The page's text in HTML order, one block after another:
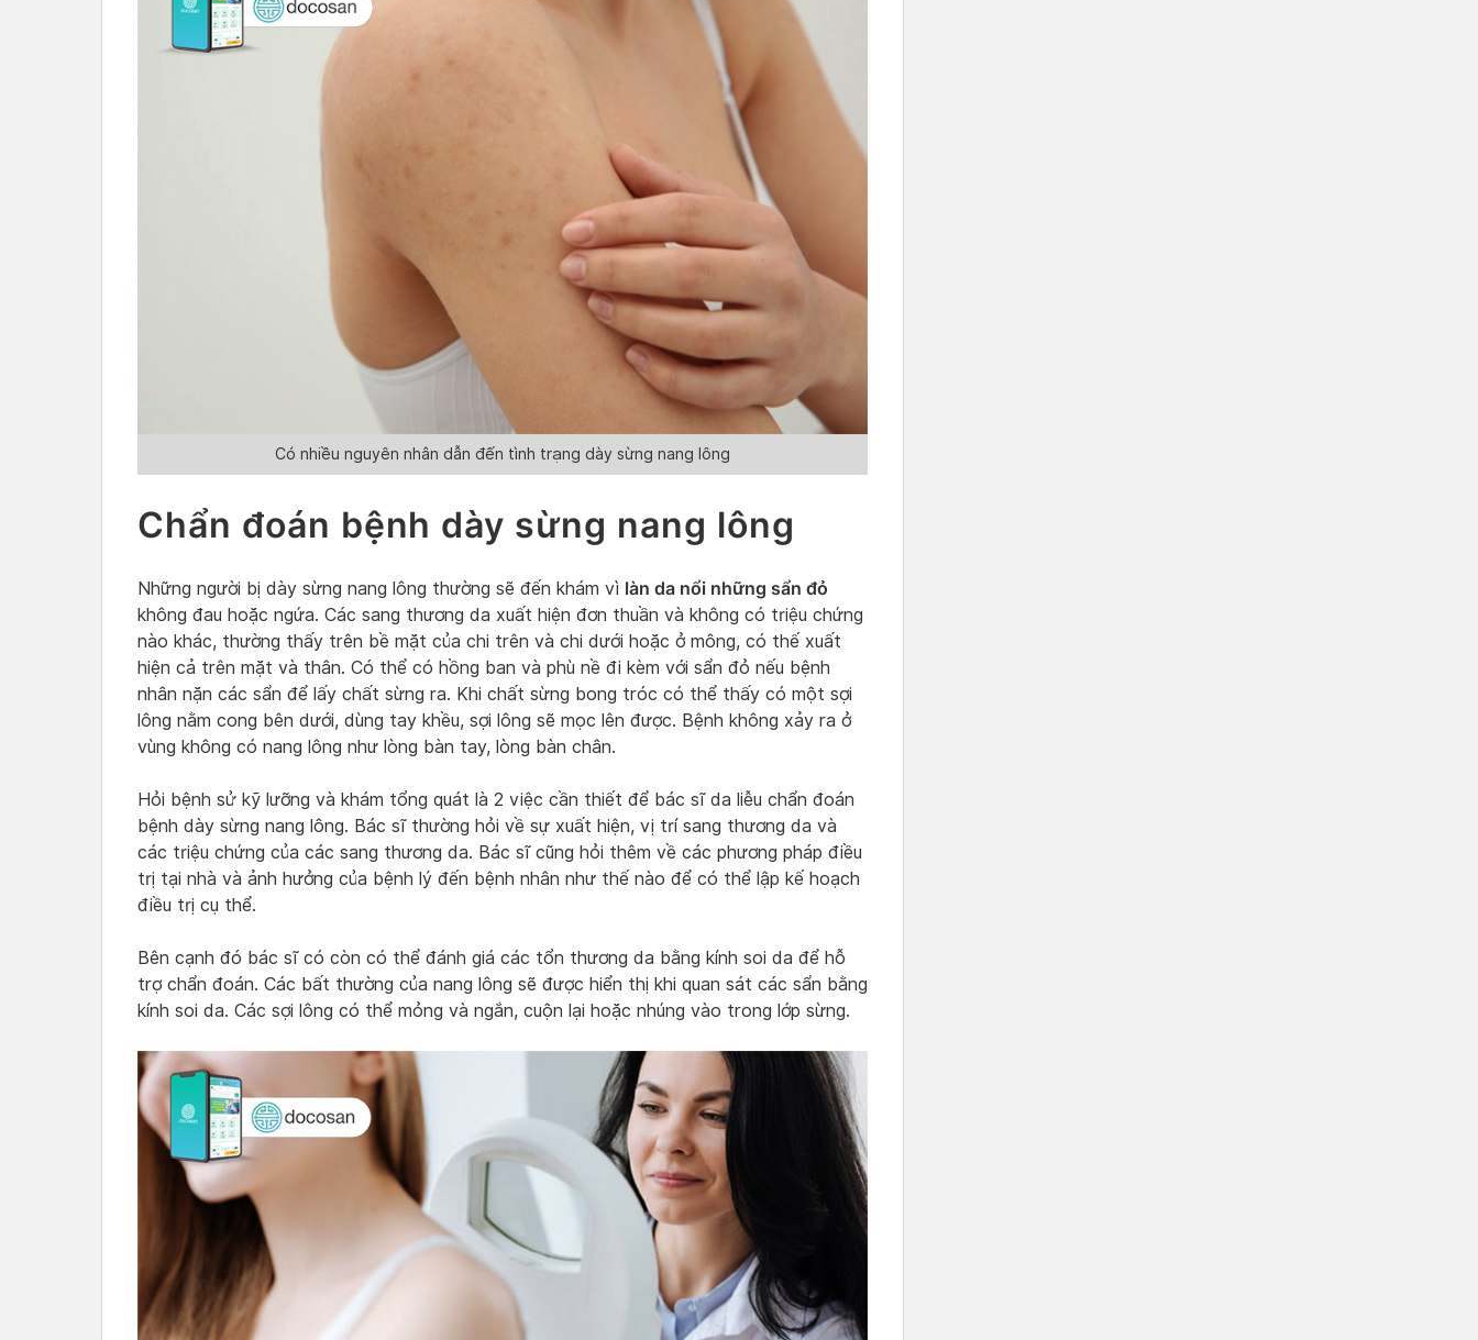
Có nhiều nguyên nhân dẫn đến tình trạng dày sừng nang lông
Chẩn đoán bệnh dày sừng nang lông
Những người bị dày sừng nang lông thường sẽ đến khám vì làn da nổi những sẩn đỏ
không đau hoặc ngứa. Các sang thương da xuất hiện đơn thuần và không có triệu chứng
nào khác, thường thấy trên bề mặt của chi trên và chi dưới hoặc ở mông, có thế xuất
hiện cả trên mặt và thân. Có thể có hồng ban và phù nề đi kèm với sẩn đỏ nếu bệnh
nhân nặn các sẩn để lấy chất sừng ra. Khi chất sừng bong tróc có thể thấy có một sợi
lông nằm cong bên dưới, dùng tay khều, sợi lông sẽ mọc lên được. Bệnh không xảy ra ở
vùng không có nang lông như lòng bàn tay, lòng bàn chân.
Hỏi bệnh sử kỹ lưỡng và khám tổng quát là 2 việc cần thiết để bác sĩ da liễu chẩn đoán
bệnh dày sừng nang lông. Bác sĩ thường hỏi về sự xuất hiện, vị trí sang thương da và
các triệu chứng của các sang thương da. Bác sĩ cũng hỏi thêm về các phương pháp điều
trị tại nhà và ảnh hưởng của bệnh lý đến bệnh nhân như thế nào để có thể lập kế hoạch
điều trị cụ thể.
Bên cạnh đó bác sĩ có còn có thể đánh giá các tổn thương da bằng kính soi da để hỗ
trợ chẩn đoán. Các bất thường của nang lông sẽ được hiển thị khi quan sát các sẩn bằng
kính soi da. Các sợi lông có thể mỏng và ngắn, cuộn lại hoặc nhúng vào trong lớp sừng.